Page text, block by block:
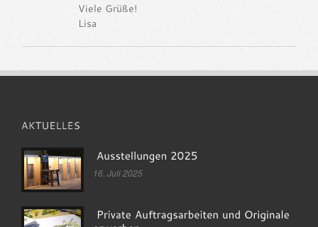
Viele Grüße!
Lisa
16. Juli 2025